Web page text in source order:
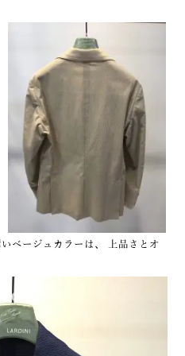
ベージュカラーは、 上品さとオ